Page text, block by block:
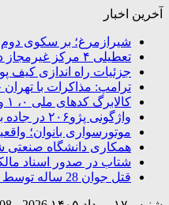
آخرین اخبار
شیرازمرغ؛ بر سکوی
تعطیلی ۴ مرکز غیرمجاز دندانپزشکی در شیراز از ابتدای مردادماه تاکنون
جزئیات راه اندازی کیف
ترامپ: مذاکرات با
کالابرگ کدهای ملی ۰، ۱ و ۲ شارژ شد
واژگونی پژو۲۰۶ در جاده بابامیدان- نورآباد با ۳ مصدوم
موتورسواری بانوان؛
همکاری دانشگاه صنعتی
شتاب در صدور اسناد
قتل جوان 28 ساله توسط قاتل 15 ساله در کازرون